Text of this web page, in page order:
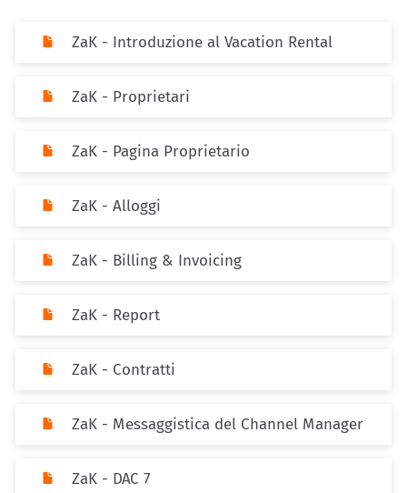
ZaK - Introduzione al Vacation Rental
ZaK - Proprietari
ZaK - Pagina Proprietario
ZaK - Alloggi
ZaK - Billing & Invoicing
ZaK - Report
ZaK - Contratti
ZaK - Messaggistica del Channel Manager
ZaK - DAC 7